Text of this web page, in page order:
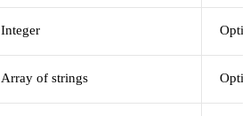
Integer
Array of strings